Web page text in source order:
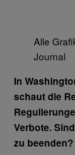
Alle
Journal
In
schaut die
Verbote.
zu beenden?